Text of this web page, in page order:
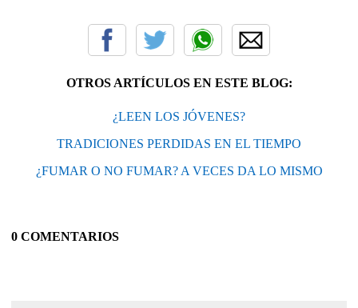
OTROS ARTÍCULOS EN ESTE BLOG:
¿LEEN LOS JÓVENES?
TRADICIONES PERDIDAS EN EL TIEMPO
¿FUMAR O NO FUMAR? A VECES DA LO MISMO
0 COMENTARIOS